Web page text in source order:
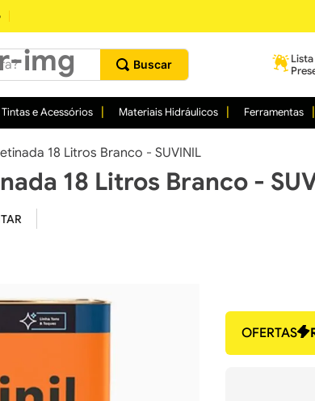
Tintas e Acessórios Materiais Hidráulicos Ferramentas
18 Litros Branco - SUVINIL
18 Litros Branco -
OFERTAS